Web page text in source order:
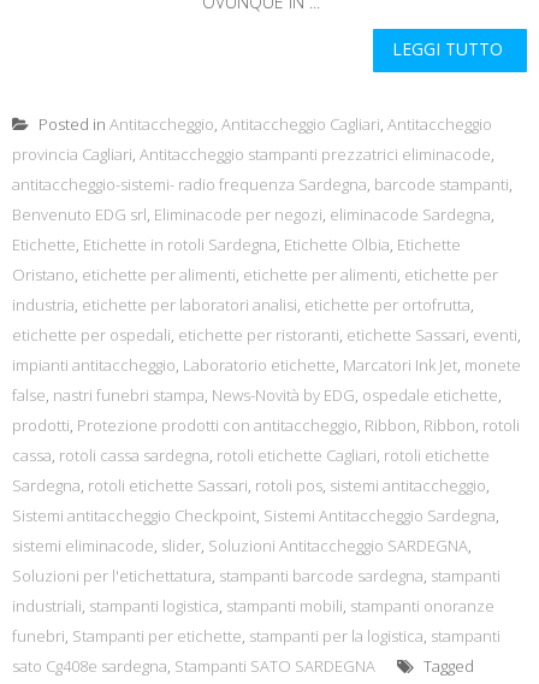
LEGGI TUTTO
Posted in Antitaccheggio, Antitaccheggio Cagliari, Antitaccheggio
provincia Cagliari, Antitaccheggio stampanti prezzatrici eliminacode,
antitaccheggio-sistemi- radio frequenza Sardegna, barcode stampanti,
Benvenuto EDG srl, Eliminacode per negozi, eliminacode Sardegna,
Etichette, Etichette in rotoli Sardegna, Etichette Olbia, Etichette
Oristano, etichette per alimenti, etichette per alimenti, etichette per
industria, etichette per laboratori analisi, etichette per ortofrutta,
etichette per ospedali, etichette per ristoranti, etichette Sassari, eventi,
impianti antitaccheggio, Laboratorio etichette, Marcatori Ink Jet, monete
false, nastri funebri stampa, News-Novità by EDG, ospedale etichette,
prodotti, Protezione prodotti con antitaccheggio, Ribbon, Ribbon, rotoli
cassa, rotoli cassa sardegna, rotoli etichette Cagliari, rotoli etichette
Sardegna, rotoli etichette Sassari, rotoli pos, sistemi antitaccheggio,
Sistemi antitaccheggio Checkpoint, Sistemi Antitaccheggio Sardegna,
sistemi eliminacode, slider, Soluzioni Antitaccheggio SARDEGNA,
Soluzioni per l'etichettatura, stampanti barcode sardegna, stampanti
industriali, stampanti logistica, stampanti mobili, stampanti onoranze
funebri, Stampanti per etichette, stampanti per la logistica, stampanti
sato Cg408e sardegna, Stampanti SATO SARDEGNA
Tagged